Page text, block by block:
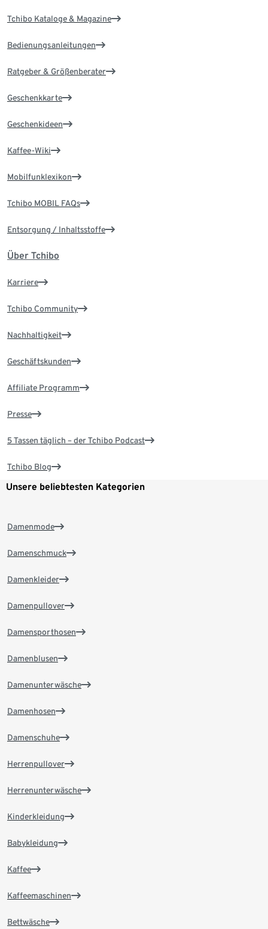
Tchibo Kataloge & Magazine
Bedienungsanleitungen
Ratgeber & Größenberater
Geschenkkarte
Geschenkideen
Kaffee-Wiki
Mobilfunklexikon
Tchibo MOBIL FAQs
Entsorgung / Inhaltsstoffe
Über Tchibo
Karriere
Tchibo Community
Nachhaltigkeit
Geschäftskunden
Affiliate Programm
Presse
5 Tassen täglich – der Tchibo Podcast
Tchibo Blog
Unsere beliebtesten Kategorien
Damenmode
Damenschmuck
Damenkleider
Damenpullover
Damensporthosen
Damenblusen
Damenunterwäsche
Damenhosen
Damenschuhe
Herrenpullover
Herrenunterwäsche
Kinderkleidung
Babykleidung
Kaffee
Kaffeemaschinen
Bettwäsche